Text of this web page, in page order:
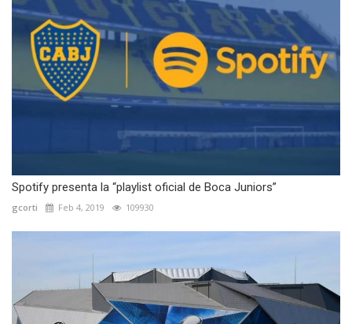
Spotify presenta la “playlist oficial de Boca Juniors”
gcorti Feb 4, 2019 109930